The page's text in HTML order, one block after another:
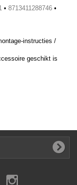
• 8713411288746 •
instructies /
geschikt is